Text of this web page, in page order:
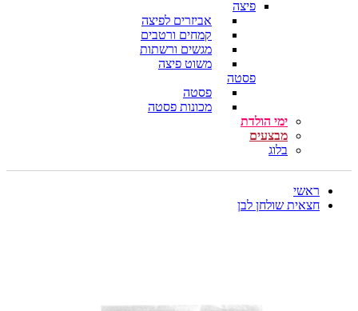
פיצה
אביזרים לפיצה
קמחים ורטבים
מגשים ורשתות
משוט פיצה
פסטה
פסטה
מכונות פסטה
ימי הולדת
מבצעים
בלוג
ראשי
חצאית שולחן לבן